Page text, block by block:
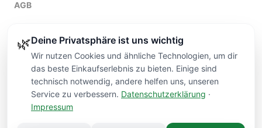
AGB
Widerruf
🌿Deine Privatsphäre ist uns wichtig
Wir nutzen Cookies und ähnliche Technologien, um dir
das beste Einkaufserlebnis zu bieten. Einige sind
technisch notwendig, andere helfen uns, unseren
Service zu verbessern. Datenschutzerklärung ·
Impressum